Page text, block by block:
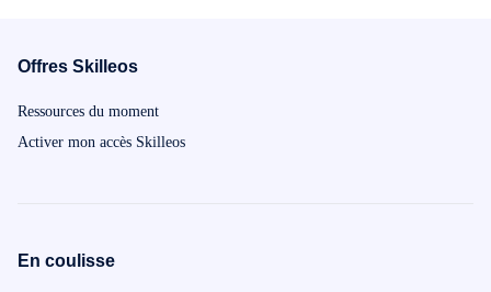
Offres Skilleos
Ressources du moment
Activer mon accès Skilleos
En coulisse